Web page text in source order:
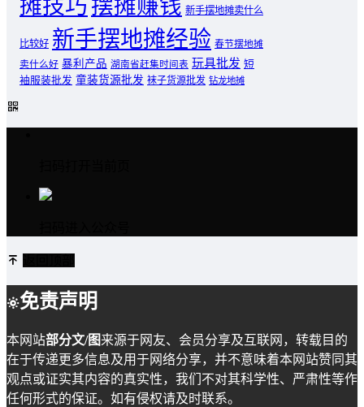
摊技巧摆摊赚钱 新手摆地摊卖什么
比较好 新手摆地摊经验 春节摆地摊
卖什么好 暴利产品 湖南省赶集时间表 玩具批发 短
袖服装批发 童装货源批发 袜子货源批发 钻龙地摊
免责声明
本网站部分文/图来源于网友、会员分享及互联网，转载目的
在于传递更多信息及用于网络分享，并不意味着本网站赞同其
观点或证实其内容的真实性，我们不对其科学性、严肃性等作
任何形式的保证。如有侵权请及时联系。